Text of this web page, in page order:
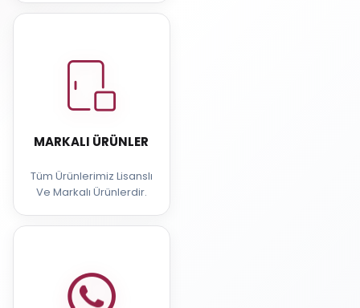
MARKALI ÜRÜNLER
Tüm Ürünlerimiz Lisanslı
Ve Markalı Ürünlerdir.